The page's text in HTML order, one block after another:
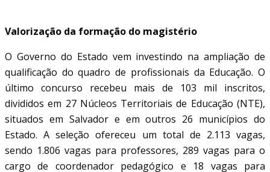
Valorização da formação do magistério
O Governo do Estado vem investindo na ampliação de
qualificação do quadro de profissionais da Educação. O
último concurso recebeu mais de 103 mil inscritos,
divididos em 27 Núcleos Territoriais de Educação (NTE),
situados em Salvador e em outros 26 municípios do
Estado. A seleção ofereceu um total de 2.113 vagas,
sendo 1.806 vagas para professores, 289 vagas para o
cargo de coordenador pedagógico e 18 vagas para